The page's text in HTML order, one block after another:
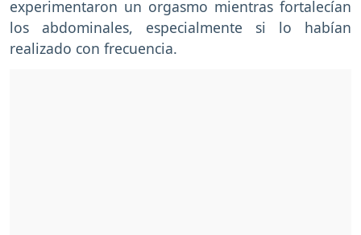
experimentaron un orgasmo mientras fortalecían
los abdominales, especialmente si lo habían
realizado con frecuencia.